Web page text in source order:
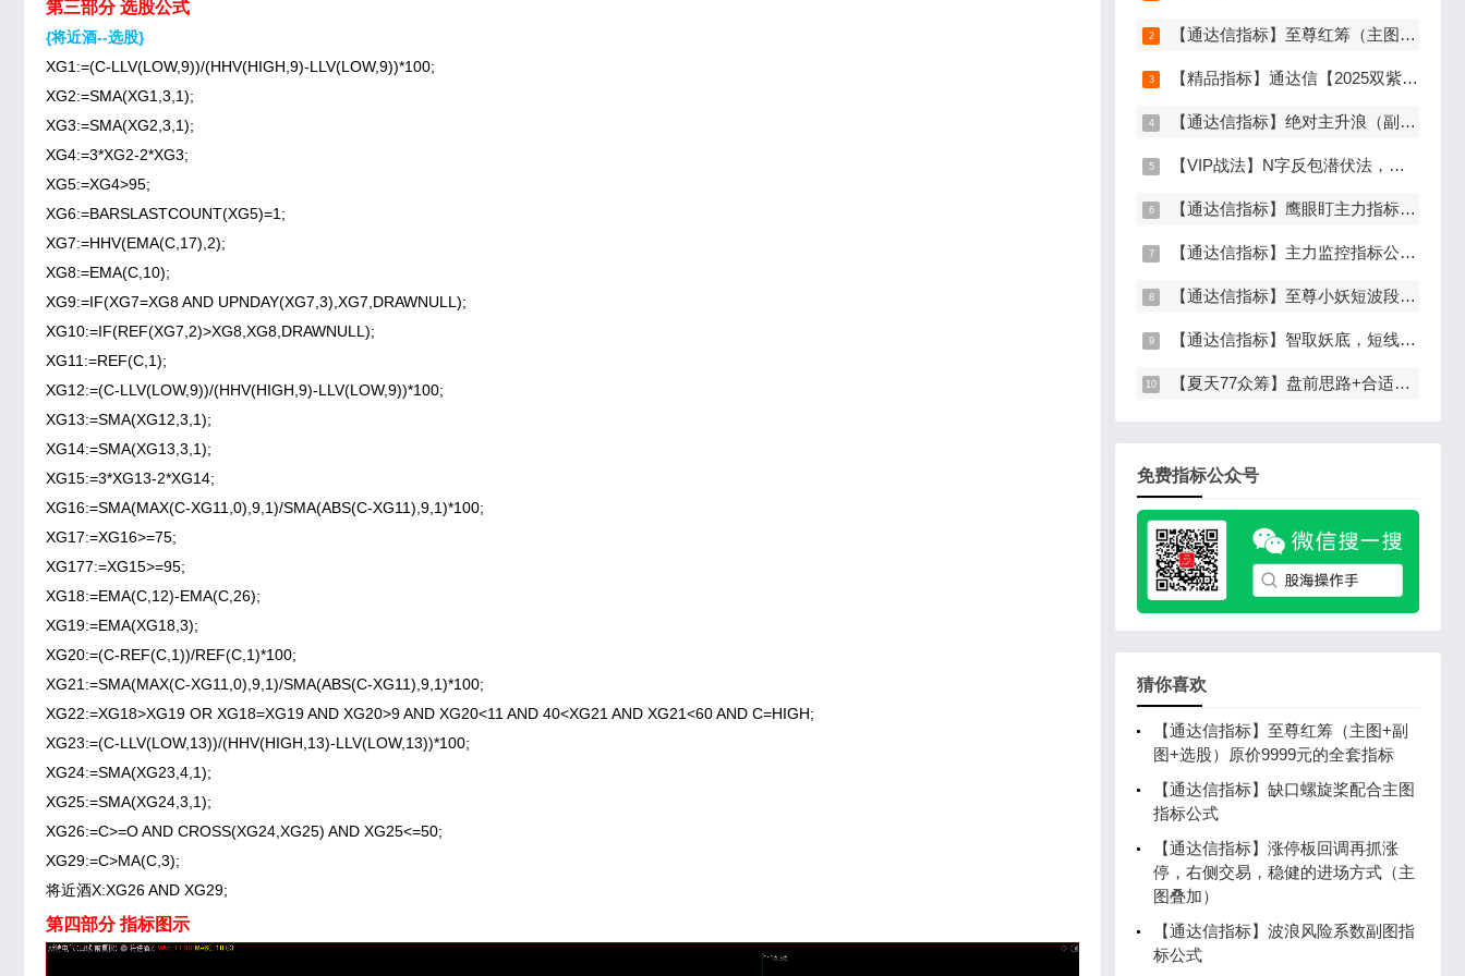
第三部分 选股公式
{将近酒--选股}
XG1:=(C-LLV(LOW,9))/(HHV(HIGH,9)-LLV(LOW,9))*100;
XG2:=SMA(XG1,3,1);
XG3:=SMA(XG2,3,1);
XG4:=3*XG2-2*XG3;
XG5:=XG4>95;
XG6:=BARSLASTCOUNT(XG5)=1;
XG7:=HHV(EMA(C,17),2);
XG8:=EMA(C,10);
XG9:=IF(XG7=XG8 AND UPNDAY(XG7,3),XG7,DRAWNULL);
XG10:=IF(REF(XG7,2)>XG8,XG8,DRAWNULL);
XG11:=REF(C,1);
XG12:=(C-LLV(LOW,9))/(HHV(HIGH,9)-LLV(LOW,9))*100;
XG13:=SMA(XG12,3,1);
XG14:=SMA(XG13,3,1);
XG15:=3*XG13-2*XG14;
XG16:=SMA(MAX(C-XG11,0),9,1)/SMA(ABS(C-XG11),9,1)*100;
XG17:=XG16>=75;
XG177:=XG15>=95;
XG18:=EMA(C,12)-EMA(C,26);
XG19:=EMA(XG18,3);
XG20:=(C-REF(C,1))/REF(C,1)*100;
XG21:=SMA(MAX(C-XG11,0),9,1)/SMA(ABS(C-XG11),9,1)*100;
XG22:=XG18>XG19 OR XG18=XG19 AND XG20>9 AND XG20<11 AND 40<XG21 AND XG21<60 AND C=HIGH;
XG23:=(C-LLV(LOW,13))/(HHV(HIGH,13)-LLV(LOW,13))*100;
XG24:=SMA(XG23,4,1);
XG25:=SMA(XG24,3,1);
XG26:=C>=O AND CROSS(XG24,XG25) AND XG25<=50;
XG29:=C>MA(C,3);
将近酒X:XG26 AND XG29;
第四部分 指标图示
【通达信指标】至尊红筹（主图+副图+选股）原价9999元的全套指标
【精品指标】通达信【2025双紫擒龙】指标，新版主图、副图、选股，主力吸筹套装，手机电脑通达信通用
【通达信指标】绝对主升浪（副图+选股）
【VIP战法】N字反包潜伏法，主升龙头真经12级粉丝专属战法，节点潜伏
【通达信指标】鹰眼盯主力指标公式，发现主力异动资金（副图+选股）
【通达信指标】主力监控指标公式，监控主力资金和筹码异动（副图+选股）
【通达信指标】至尊小妖短波段起爆点（主图+副图+选股）
【通达信指标】智取妖底，短线精准抄底系统，主做未来上涨大波段
【夏天77众筹】盘前思路+合适位置介入点短线逻辑分享
免费指标公众号
猜你喜欢
【通达信指标】至尊红筹（主图+副
图+选股）原价9999元的全套指标
【通达信指标】缺口螺旋桨配合主图
指标公式
【通达信指标】涨停板回调再抓涨
停，右侧交易，稳健的进场方式（主
图叠加）
【通达信指标】波浪风险系数副图指
标公式